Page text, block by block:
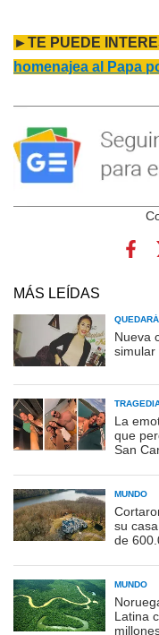
►TE PUEDE
homenajea al Papa
MÁS LEÍDAS
Nueva
simular
La
que
San
MUNDO
su
de
MUNDO
Latina